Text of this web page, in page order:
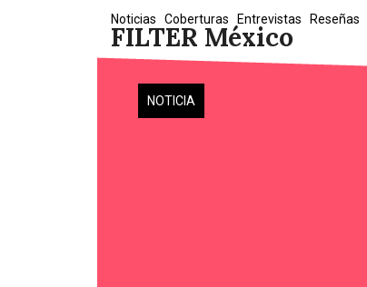
FILTER México
Noticias Coberturas Entrevistas Reseñas
NOTICIA